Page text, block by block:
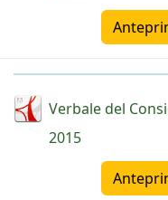
Verbale del
2015